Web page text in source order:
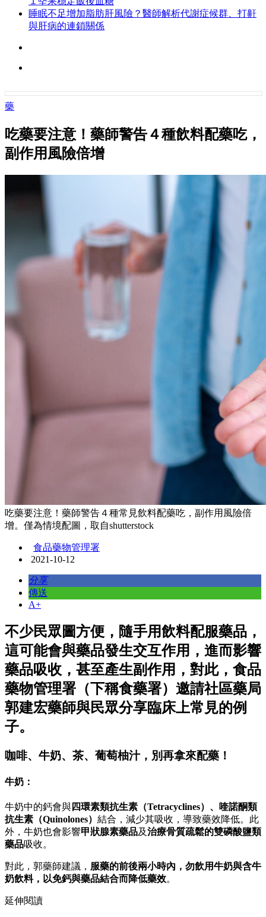
睡眠不足增加脂肪肝風險？醫師解析代謝症候群、打鼾
與肝病的連鎖關係
藥
吃藥要注意！藥師警告４種飲料配藥吃，
副作用風險倍增
吃藥要注意！藥師警告４種常見飲料配藥吃，副作用風險倍
增。僅為情境配圖，取自shutterstock
食品藥物管理署
2021-10-12
分享
傳送
A+
不少民眾圖方便，隨手用飲料配服藥品，
這可能會與藥品發生交互作用，進而影響
藥品吸收，甚至產生副作用，對此，食品
藥物管理署（下稱食藥署）邀請社區藥局
郭建宏藥師與民眾分享臨床上常見的例
子。
咖啡、牛奶、茶、葡萄柚汁，別再拿來配藥！
牛奶：
牛奶中的鈣會與四環素類抗生素（Tetracyclines）、喹諾酮類
抗生素（Quinolones） 結合，減少其吸收，導致藥效降低。此
外，牛奶也會影響甲狀腺素藥品及治療骨質疏鬆的雙磷酸鹽類
藥品吸收。
對此，郭藥師建議， 服藥的前後兩小時內，勿飲用牛奶與含牛
奶飲料，以免鈣與藥品結合而降低藥效。
延伸閱讀